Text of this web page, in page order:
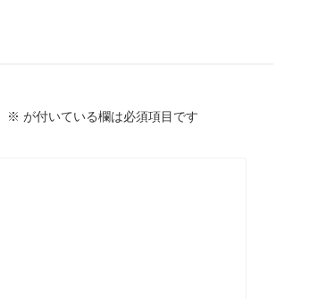
※ が付いている欄は必須項目です